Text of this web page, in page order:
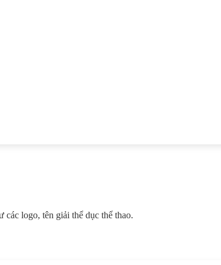
logo, tên giải thể dục thể thao.